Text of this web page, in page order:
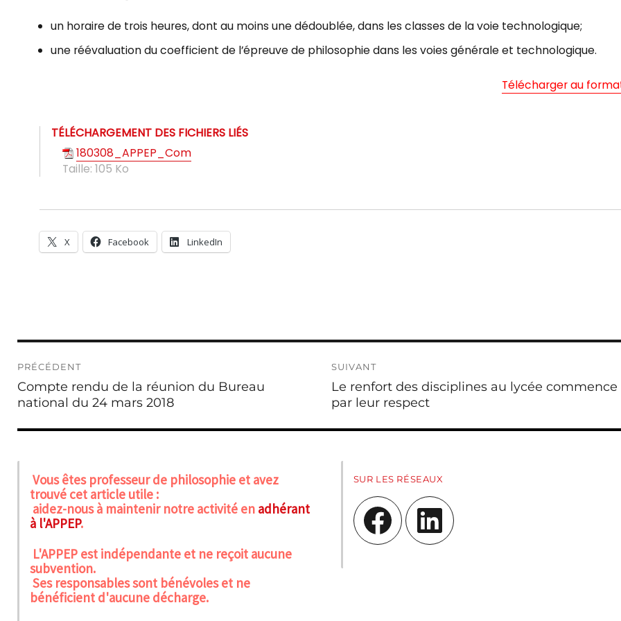
un horaire de trois heures, dont au moins une dédoublée, dans les classes de la voie technologique;
une réévaluation du coefficient de l’épreuve de philosophie dans les voies générale et technologique.
Télécharger au
TÉLÉCHARGEMENT DES FICHIERS LIÉS
180308_APPEP_Com
Taille: 105 Ko
X Facebook LinkedIn
de
l’article
PRÉCÉDENT
Publication
précédente :
Compte rendu de la réunion du Bureau
national du 24 mars 2018
SUIVANT
Publication
suivante :
Le renfort des disciplines au lycée commence
par leur respect
Vous êtes professeur de philosophie et avez
trouvé cet article utile :
aidez-nous à maintenir notre activité en adhérant
à l'APPEP.
L'APPEP est indépendante et ne reçoit aucune
subvention.
Ses responsables sont bénévoles et ne
bénéficient d'aucune décharge.
SUR LES RÉSEAUX
Facebook LinkedIn